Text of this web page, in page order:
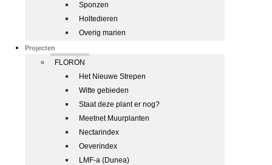
Sponzen
Holtedieren
Overig marien
Projecten
FLORON
Het Nieuwe Strepen
Witte gebieden
Staat deze plant er nog?
Meetnet Muurplanten
Nectarindex
Oeverindex
LMF-a (Dunea)